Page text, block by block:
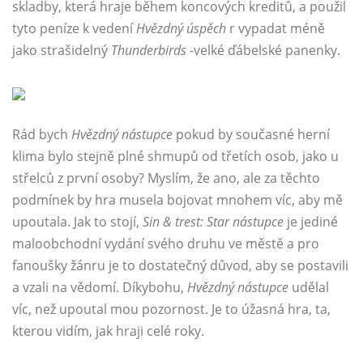
skladby, která hraje během koncových kreditů, a použil
tyto peníze k vedeníHvězdný úspěch r vypadat méně
jako strašidelný Thunderbirds-velké ďábelské panenky.
Rád bych Hvězdný nástupce pokud by současné herní
klima bylo stejně plné shmupů od třetích osob, jako u
střelců z první osoby? Myslím, že ano, ale za těchto
podmínek by hra musela bojovat mnohem víc, aby mě
upoutala. Jak to stojí, Sin & trest: Star nástupce je jediné
maloobchodní vydání svého druhu ve městě a pro
fanoušky žánru je to dostatečný důvod, aby se postavili
a vzali na vědomí. Díkybohu, Hvězdný nástupce udělal
víc, než upoutal mou pozornost. Je to úžasná hra, ta,
kterou vidím, jak hraji celé roky.